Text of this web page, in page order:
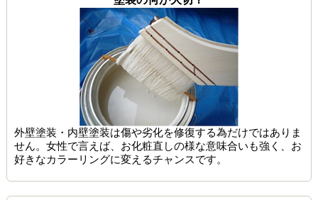
外壁塗装・内壁塗装は傷や劣化を修復する為だけではありま
せん。女性で言えば、お化粧直しの様な意味合いも強く、お
好きなカラーリングに変えるチャンスです。